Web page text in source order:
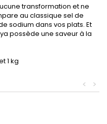
transformation et ne
au classique sel de
sodium dans vos plats. Et
possède une saveur à la
1 kg
>
<